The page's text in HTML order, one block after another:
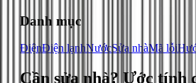
Danh mục
ĐiệnĐiện lạnhNướcSửa nhàMã lỗi
Cần sửa nhà? Ước tính